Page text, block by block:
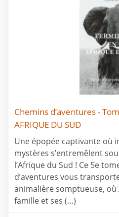
Chemins d’aventures -
AFRIQUE DU SUD
Une épopée captivante où
mystères s’entremêlent
l’Afrique du Sud ! Ce 5e
d’aventures vous
animalière somptueuse, où
famille et ses (…)